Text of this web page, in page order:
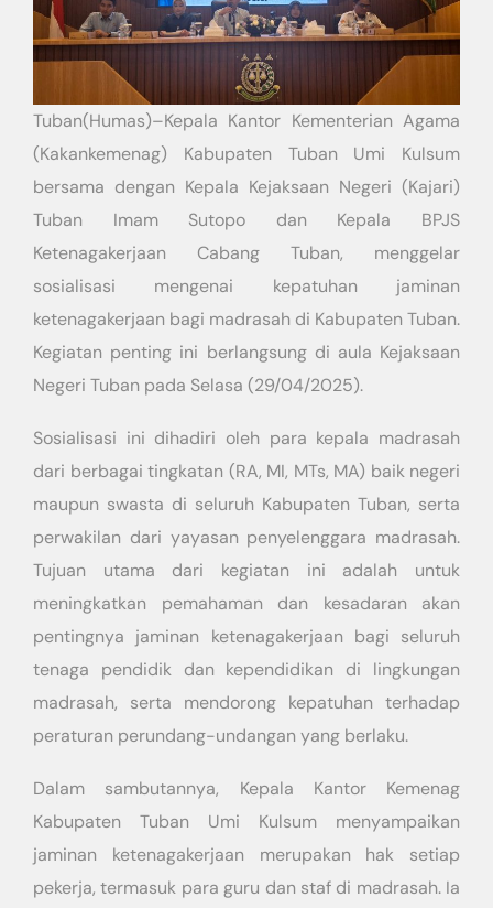
Tuban(Humas)–Kepala Kantor Kementerian Agama
(Kakankemenag) Kabupaten Tuban Umi Kulsum
bersama dengan Kepala Kejaksaan Negeri (Kajari)
Tuban Imam Sutopo dan Kepala BPJS
Ketenagakerjaan Cabang Tuban, menggelar
sosialisasi mengenai kepatuhan jaminan
ketenagakerjaan bagi madrasah di Kabupaten Tuban.
Kegiatan penting ini berlangsung di aula Kejaksaan
Negeri Tuban pada Selasa (29/04/2025).
Sosialisasi ini dihadiri oleh para kepala madrasah
dari berbagai tingkatan (RA, MI, MTs, MA) baik negeri
maupun swasta di seluruh Kabupaten Tuban, serta
perwakilan dari yayasan penyelenggara madrasah.
Tujuan utama dari kegiatan ini adalah untuk
meningkatkan pemahaman dan kesadaran akan
pentingnya jaminan ketenagakerjaan bagi seluruh
tenaga pendidik dan kependidikan di lingkungan
madrasah, serta mendorong kepatuhan terhadap
peraturan perundang-undangan yang berlaku.
Dalam sambutannya, Kepala Kantor Kemenag
Kabupaten Tuban Umi Kulsum menyampaikan
jaminan ketenagakerjaan merupakan hak setiap
pekerja, termasuk para guru dan staf di madrasah. Ia